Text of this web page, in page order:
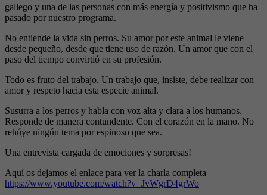
gallego y una de las personas con más energía y positivismo que ha
pasado por nuestro programa.
No entiende la vida sin perros. Su amor por este animal le viene
desde pequeño, desde que tiene uso de razón. Un amor que con el
paso del tiempo convirtió en su profesión.
Todo es fruto del trabajo. Un trabajo que, insiste, debe realizar con
amor y respeto hacia esta especie animal.
Susurra a los perros y habla con voz alta y clara a los humanos.
Responde de manera contundente. Con el corazón en la mano. No
rehúye ningún tema por espinoso que sea.
Una entrevista cargada de emociones y sorpresas!
Aquí os dejamos el enlace para ver la charla completa
https://www.youtube.com/watch?v=JvWgrD4grWo